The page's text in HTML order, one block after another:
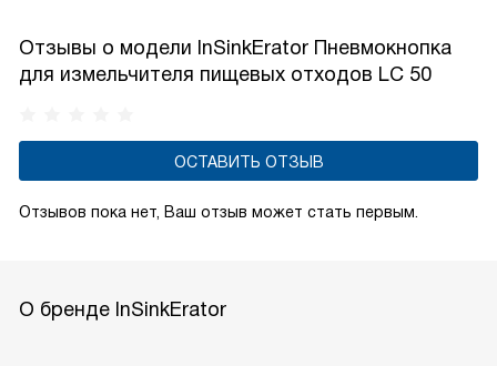
Отзывы о модели InSinkErator Пневмокнопка
для измельчителя пищевых отходов LC 50
ОСТАВИТЬ ОТЗЫВ
Отзывов пока нет, Ваш отзыв может стать первым.
О бренде InSinkErator